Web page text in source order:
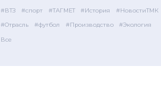
#ВТЗ #спорт #ТАГМЕТ #История #НовостиТМК
#Отрасль #футбол #Производство #Экология
Все